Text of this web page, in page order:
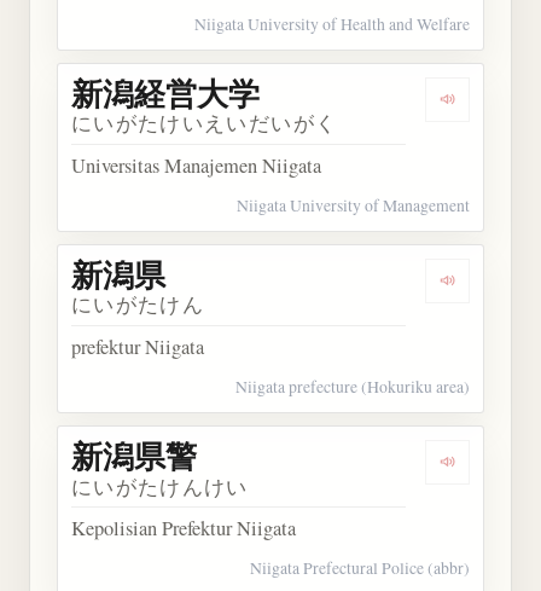
Niigata University of Health and Welfare
Dengarkan
新潟経営大学
にいがたけいえいだいがく
Universitas Manajemen Niigata
Niigata University of Management
Dengarkan
新潟県
にいがたけん
prefektur Niigata
Niigata prefecture (Hokuriku area)
Dengarkan
新潟県警
にいがたけんけい
Kepolisian Prefektur Niigata
Niigata Prefectural Police (abbr)